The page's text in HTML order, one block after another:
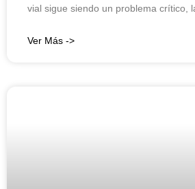
vial sigue siendo un problema crítico,
Ver Más ->